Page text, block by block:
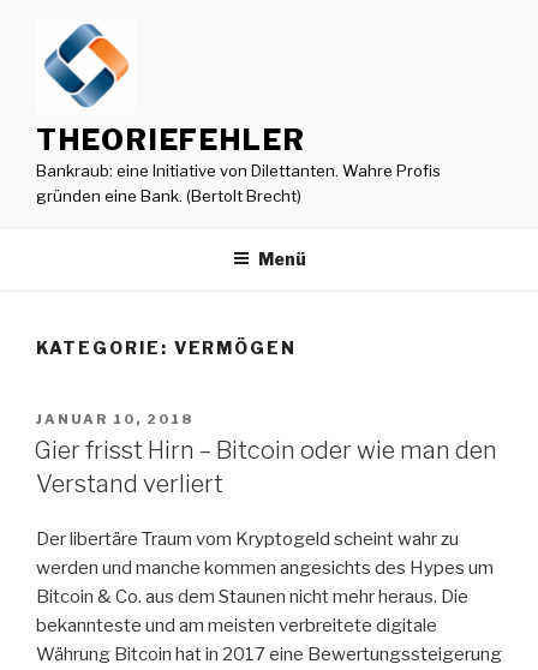
springen
THEORIEFEHLER
Bankraub: eine Initiative von Dilettanten. Wahre Profis
gründen eine Bank. (Bertolt Brecht)
Menü
KATEGORIE: VERMÖGEN
VERÖFFENTLICHT
AM
JANUAR 10, 2018
Gier frisst Hirn – Bitcoin oder wie man den
Verstand verliert
Der libertäre Traum vom Kryptogeld scheint wahr zu
werden und manche kommen angesichts des Hypes um
Bitcoin & Co. aus dem Staunen nicht mehr heraus. Die
bekannteste und am meisten verbreitete digitale
Währung Bitcoin hat in 2017 eine Bewertungssteigerung